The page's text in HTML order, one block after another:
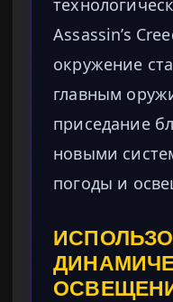
Assassin’s
окружение
главным
приседание
новыми
погоды и